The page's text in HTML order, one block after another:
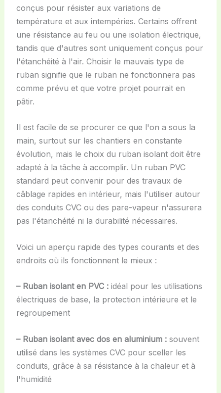
conçus pour résister aux variations de
température et aux intempéries. Certains offrent
une résistance au feu ou une isolation électrique,
tandis que d'autres sont uniquement conçus pour
l'étanchéité à l'air. Choisir le mauvais type de
ruban signifie que le ruban ne fonctionnera pas
comme prévu et que votre projet pourrait en
pâtir.
Il est facile de se procurer ce que l'on a sous la
main, surtout sur les chantiers en constante
évolution, mais le choix du ruban isolant doit être
adapté à la tâche à accomplir. Un ruban PVC
standard peut convenir pour des travaux de
câblage rapides en intérieur, mais l'utiliser autour
des conduits CVC ou des pare-vapeur n'assurera
pas l'étanchéité ni la durabilité nécessaires.
Voici un aperçu rapide des types courants et des
endroits où ils fonctionnent le mieux :
– Ruban isolant en PVC :idéal pour les utilisations
électriques de base, la protection intérieure et le
regroupement
– Ruban isolant avec dos en aluminium : souvent
utilisé dans les systèmes CVC pour sceller les
conduits, grâce à sa résistance à la chaleur et à
l'humidité